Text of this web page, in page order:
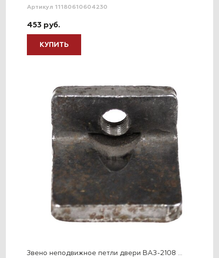
Артикул 11180610604230
453 руб.
КУПИТЬ
Звено неподвижное петли двери ВАЗ-2108 …